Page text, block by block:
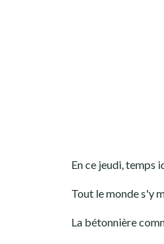
En ce jeudi, temps
Tout le monde s'y
La bétonnière